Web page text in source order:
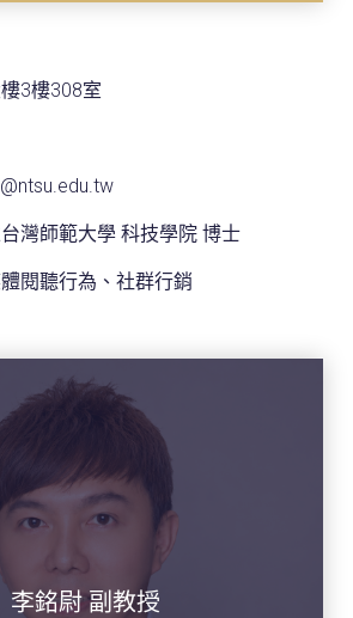
3樓308室
灣師範大學 科技學院 博士
閱聽行為、社群行銷
李銘尉 副教授